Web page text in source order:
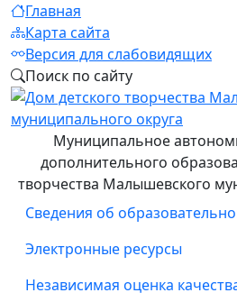
Главная
Карта сайта
Версия для слабовидящих
Поиск по сайту
Муниципальное
дополнительного
творчества Малышевского
Сведения об
Электронные ресурсы
Независимая оценка